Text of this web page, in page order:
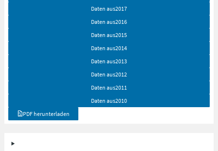
Daten aus2017
Daten aus2016
Daten aus2015
Daten aus2014
Daten aus2013
Daten aus2012
Daten aus2011
Daten aus2010
PDF herunterladen